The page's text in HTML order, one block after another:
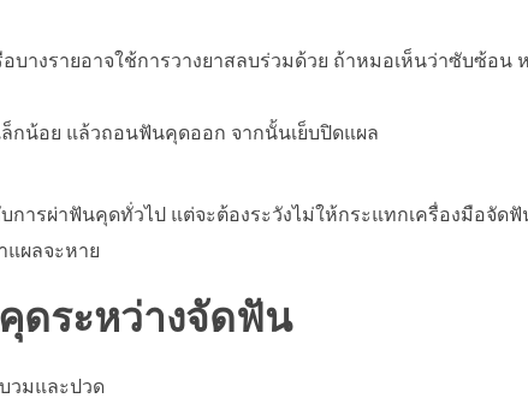
อบางรายอาจใช้การวางยาสลบร่วมด้วย ถ้าหมอเห็นว่าซับซ้อ
กน้อย แล้วถอนฟันคุดออก จากนั้นเย็บปิดแผล
การผ่าฟันคุดทั่วไป แต่จะต้องระวังไม่ให้กระแทกเครื่องมือจัด
แผลจะหาย
ดระหว่างจัดฟัน
วมและปวด